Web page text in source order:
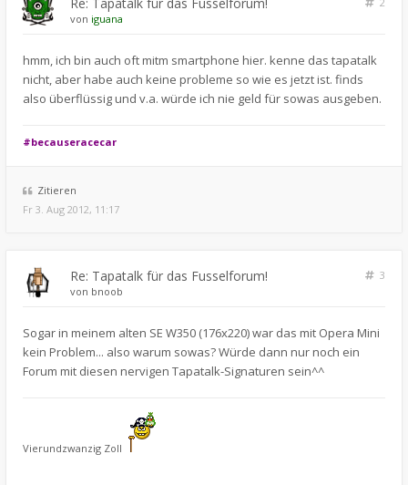
von iguana
hmm, ich bin auch oft mitm smartphone hier. kenne das tapatalk
nicht, aber habe auch keine probleme so wie es jetzt ist. finds
also überflüssig und v.a. würde ich nie geld für sowas ausgeben.
#becauseracecar
Zitieren
Fr 3. Aug 2012, 11:17
Re: Tapatalk für das Fusselforum!
3
von bnoob
Sogar in meinem alten SE W350 (176x220) war das mit Opera Mini
kein Problem... also warum sowas? Würde dann nur noch ein
Forum mit diesen nervigen Tapatalk-Signaturen sein^^
Vierundzwanzig Zoll